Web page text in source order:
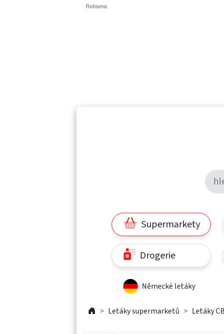
Supermarkety
Drogerie
Německé letáky
Letáky supermarketů Letáky